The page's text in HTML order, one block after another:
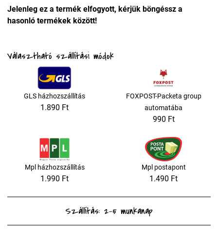
Jelenleg ez a termék elfogyott, kérjük böngéssz a
hasonló termékek között!
Választható szállítási módok
GLS házhozszállítás
1.890 Ft
FOXPOST-Packeta group
automatába
990 Ft
Mpl házhozszállítás
1.990 Ft
Mpl postapont
1.490 Ft
Szállítás: 2-5 munkanap